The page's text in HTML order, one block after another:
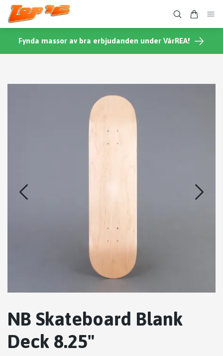
Fynda massor av bra erbjudanden under VårREA!
NB Skateboard Blank
Deck 8.25"